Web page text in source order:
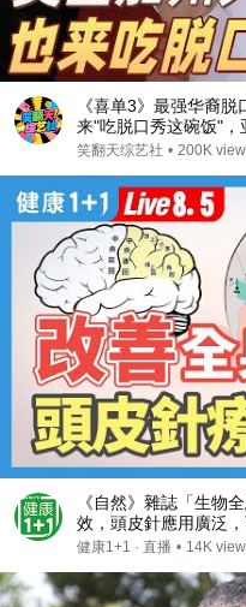
《喜单3》最强华裔
来"吃脱口秀这碗饭"，
单口季 #脱口秀 #搞笑
笑翻天综艺社 • 200K
《自然》雜誌「生物
效，頭皮針應用廣泛
樞神經系統，精神障
健康1+1 · 直播 • 14K